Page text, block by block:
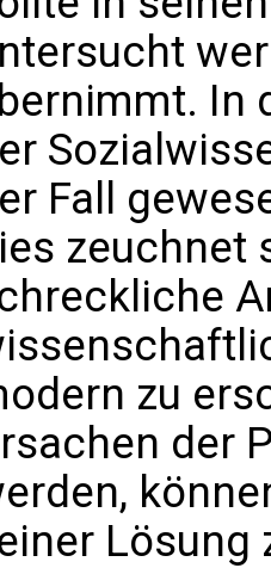
In
Fall
zeuchnet
zu
der